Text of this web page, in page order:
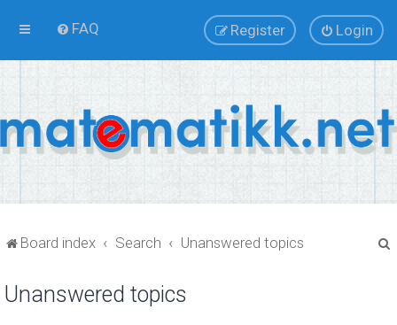
FAQ Login
Register
Board index Search Unanswered topics
Unanswered topics